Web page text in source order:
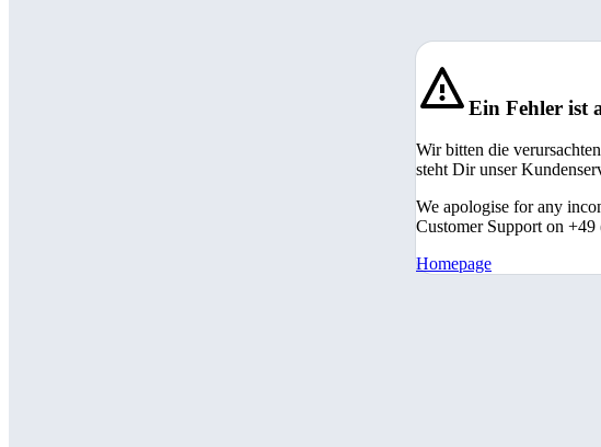
Ein Fehler ist
Wir bitten die
steht Dir unser
We apologise for any
Customer Support on
Homepage